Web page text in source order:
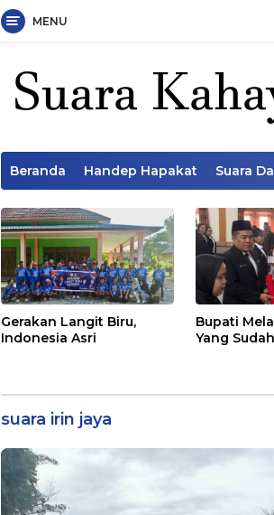
MENU
Beranda Handep Hapakat Suara
Gerakan Langit Biru,
Indonesia Asri
Bupati
Yang
suara irin jaya